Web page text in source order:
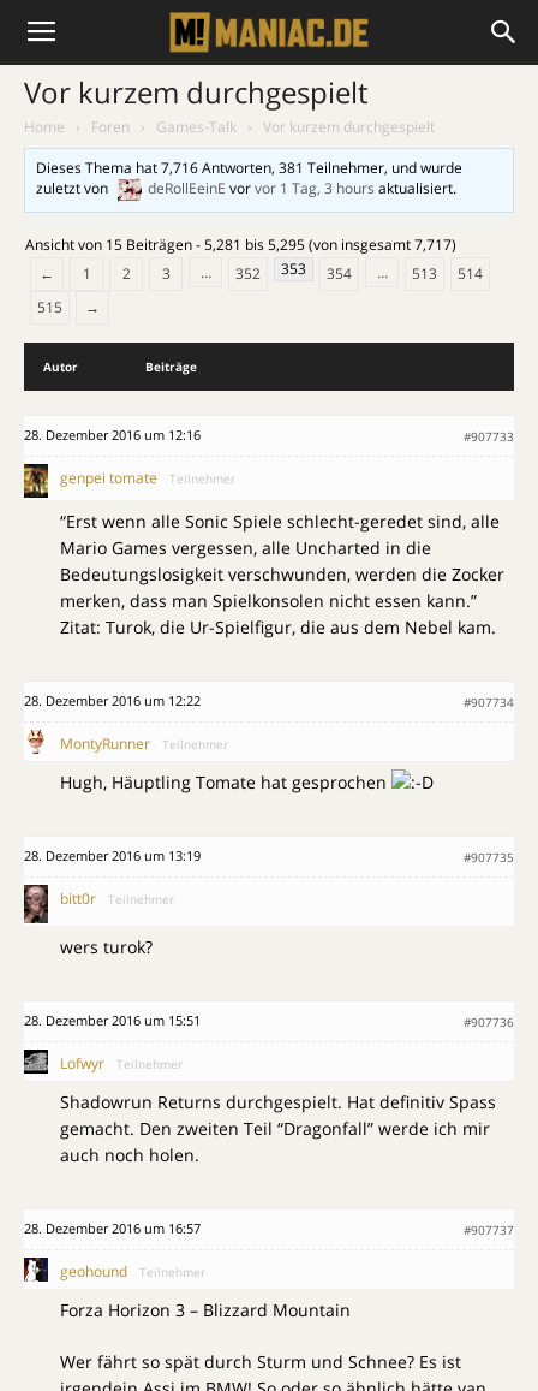
Vor kurzem durchgespielt
Home › Foren › Games-Talk › Vor kurzem durchgespielt
Dieses Thema hat 7,716 Antworten, 381 Teilnehmer, und wurde
zuletzt von
deRollEeinE vorvor 1 Tag, 3 hours aktualisiert.
Ansicht von 15 Beiträgen - 5,281 bis 5,295 (von insgesamt 7,717)
←
1 2 3 … 352 353 354 … 513
514
515
→
Autor Beiträge
28. Dezember 2016 um 12:16 #907733
genpei tomate Teilnehmer
“Erst wenn alle Sonic Spiele schlecht-geredet sind, alle
Mario Games vergessen, alle Uncharted in die
Bedeutungslosigkeit verschwunden, werden die Zocker
merken, dass man Spielkonsolen nicht essen kann.”
Zitat: Turok, die Ur-Spielfigur, die aus dem Nebel kam.
28. Dezember 2016 um 12:22 #907734
MontyRunner Teilnehmer
Hugh, Häuptling Tomate hat gesprochen
28. Dezember 2016 um 13:19 #907735
bitt0r Teilnehmer
wers turok?
28. Dezember 2016 um 15:51 #907736
Lofwyr Teilnehmer
Shadowrun Returns durchgespielt. Hat definitiv Spass
gemacht. Den zweiten Teil “Dragonfall” werde ich mir
auch noch holen.
28. Dezember 2016 um 16:57 #907737
geohound Teilnehmer
Forza Horizon 3 – Blizzard Mountain
Wer fährt so spät durch Sturm und Schnee? Es ist